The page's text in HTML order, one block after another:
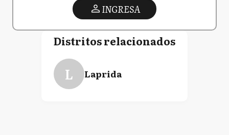
INGRESA
Distritos relacionados
L Laprida